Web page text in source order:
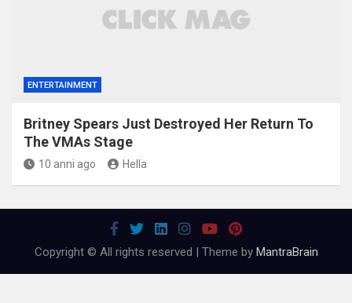
ENTERTAINMENT
Britney Spears Just Destroyed Her Return To
The VMAs Stage
10 anni ago Hella
Copyright © All rights reserved | Theme by MantraBrain